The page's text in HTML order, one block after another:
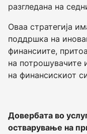
разгледана на
Оваа стратегија
поддршка на
финансиите,
на потрошувачите
на финансискиот
Довербата во
остварување на